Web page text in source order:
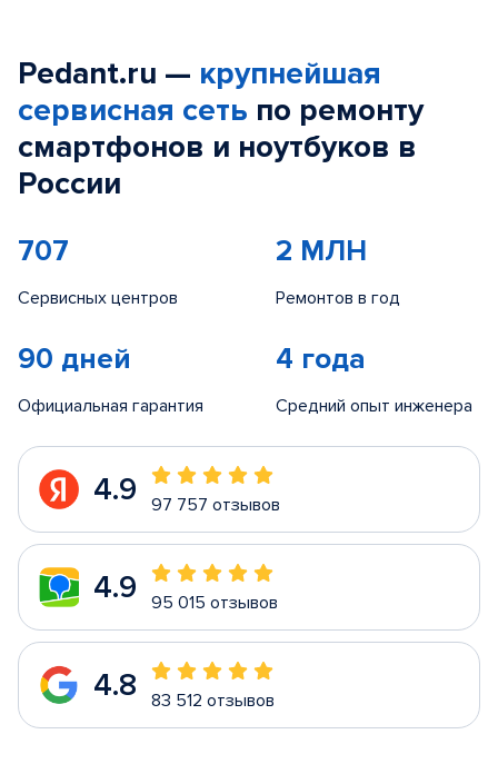
Pedant.ru — крупнейшая
сервисная сеть по ремонту
смартфонов и ноутбуков в
России
707
Сервисных центров
2 МЛН
Ремонтов в год
90 дней
Официальная гарантия
4 года
Средний опыт инженера
4.9 97 757 отзывов
4.9 95 015 отзывов
4.8 83 512 отзывов